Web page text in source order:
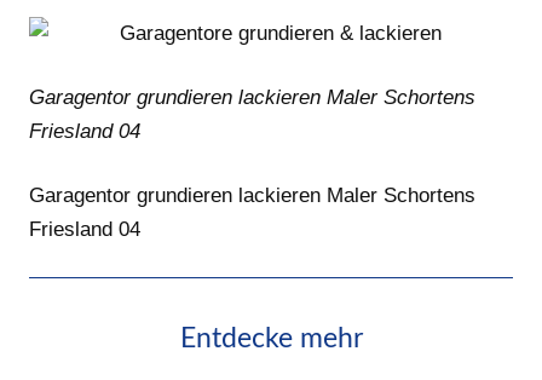
Garagentor grundieren lackieren Maler Schortens
Friesland 04
Garagentor grundieren lackieren Maler Schortens
Friesland 04
Entdecke mehr